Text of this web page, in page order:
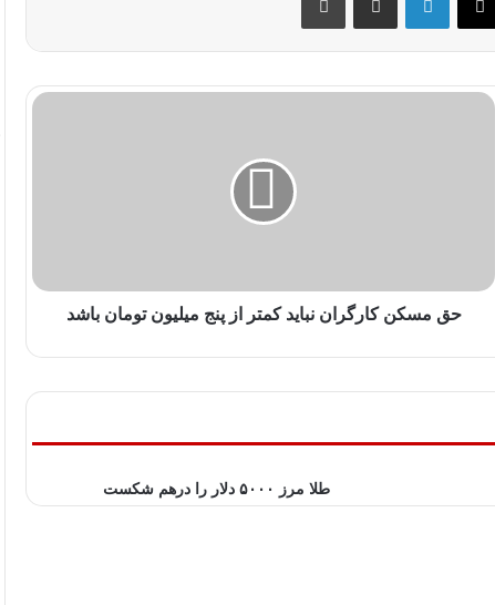
حق مسکن کارگران نباید کمتر از پنج میلیون تومان باشد
طلا مرز ۵۰۰۰ دلار را درهم شکست